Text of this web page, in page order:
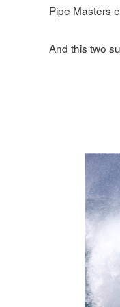
Pipe Masters
And this two